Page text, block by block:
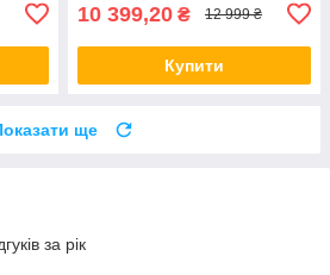
10 399,20 ₴ 12 999 ₴
Купити
ще
за рік